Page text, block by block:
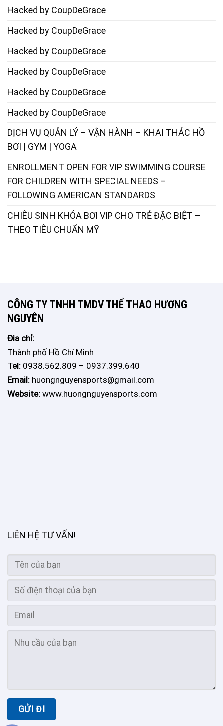
Hacked by CoupDeGrace
Hacked by CoupDeGrace
Hacked by CoupDeGrace
Hacked by CoupDeGrace
Hacked by CoupDeGrace
Hacked by CoupDeGrace
DỊCH VỤ QUẢN LÝ – VẬN HÀNH – KHAI THÁC HỒ
BƠI | GYM | YOGA
ENROLLMENT OPEN FOR VIP SWIMMING COURSE
FOR CHILDREN WITH SPECIAL NEEDS –
FOLLOWING AMERICAN STANDARDS
CHIÊU SINH KHÓA BƠI VIP CHO TRẺ ĐẶC BIỆT –
THEO TIÊU CHUẨN MỸ
CÔNG TY TNHH TMDV THỂ THAO HƯƠNG
NGUYÊN
Đia chỉ:
Thành phố Hồ Chí Minh
Tel: 0938.562.809 – 0937.399.640
Email: huongnguyensports@gmail.com
Website: www.huongnguyensports.com
LIÊN HỆ TƯ VẤN!